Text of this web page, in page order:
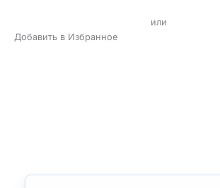
или
Добавить в Избранное